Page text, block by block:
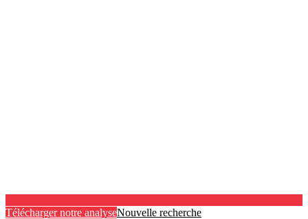
Télécharger notre analyseNouvelle recherche